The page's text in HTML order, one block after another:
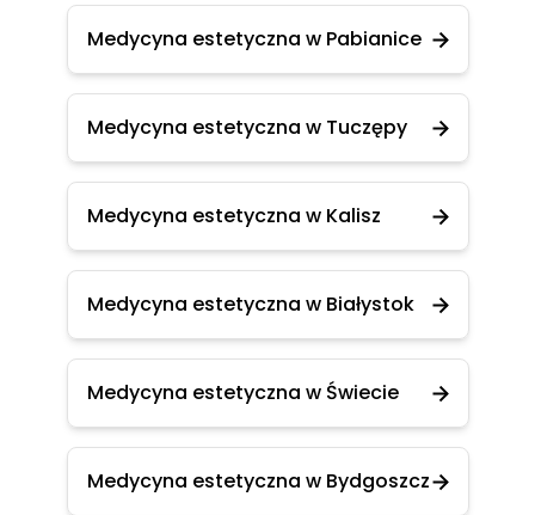
Medycyna estetyczna w Pabianice
Medycyna estetyczna w Tuczępy
Medycyna estetyczna w Kalisz
Medycyna estetyczna w Białystok
Medycyna estetyczna w Świecie
Medycyna estetyczna w Bydgoszcz